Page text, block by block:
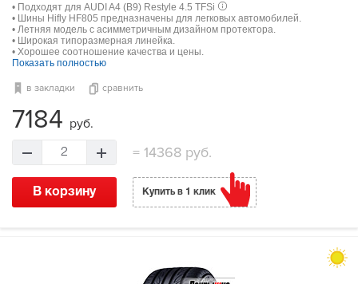
• Подходят для AUDI A4 (B9) Restyle 4.5 TFSi
• Шины Hifly HF805 предназначены для легковых автомобилей.
• Летняя модель с асимметричным дизайном протектора.
• Широкая типоразмерная линейка.
• Хорошее соотношение качества и цены.
Показать полностью
в закладки сравнить
7184 руб.
2 = 14368 руб.
В корзину Купить в 1 клик